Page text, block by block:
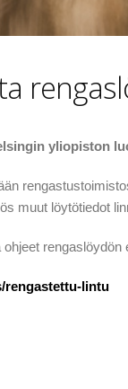
yliopiston
muut löytötiedot
rengastettu-lintu